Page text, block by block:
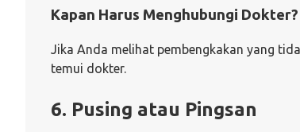
Kapan Harus Menghubungi Dokter?
Jika Anda melihat pembengkakan yang
temui dokter.
6. Pusing atau Pingsan